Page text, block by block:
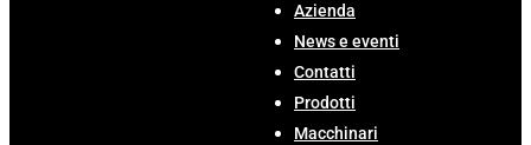
Azienda
News e eventi
Contatti
Prodotti
Macchinari